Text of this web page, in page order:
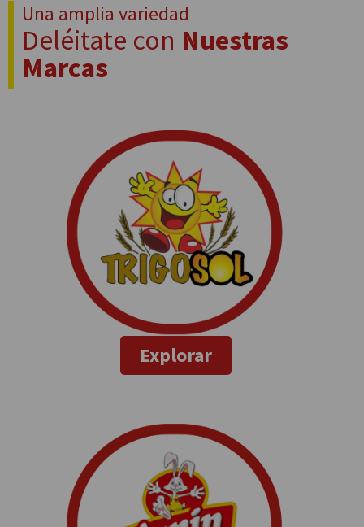
Una amplia variedad
Deléitate con Nuestras
Marcas
Explorar